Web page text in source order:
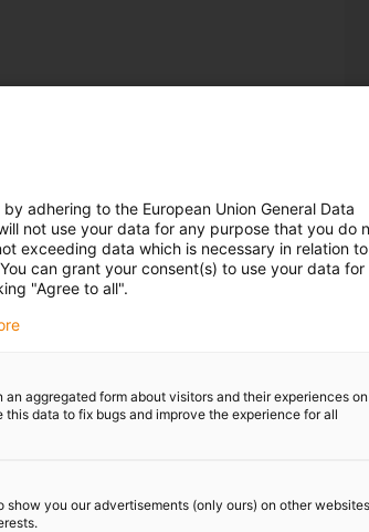
adhering to the European Union General Data
not use your data for any purpose that you do
exceeding data which is necessary in relation
can grant your consent(s) to use your data for
"Agree to all".
an aggregated form about visitors and their experiences on
this data to fix bugs and improve the experience for all
show you our advertisements (only ours) on other websites